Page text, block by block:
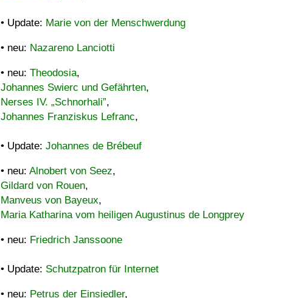
• Update: Marie von der Menschwerdung
• neu: Nazareno Lanciotti
• neu: Theodosia,
Johannes Swierc und Gefährten,
Nerses IV. „Schnorhali”,
Johannes Franziskus Lefranc,
• Update: Johannes de Brébeuf
• neu: Alnobert von Seez,
Gildard von Rouen,
Manveus von Bayeux,
Maria Katharina vom heiligen Augustinus de Longprey
• neu: Friedrich Janssoone
• Update: Schutzpatron für Internet
• neu: Petrus der Einsiedler,